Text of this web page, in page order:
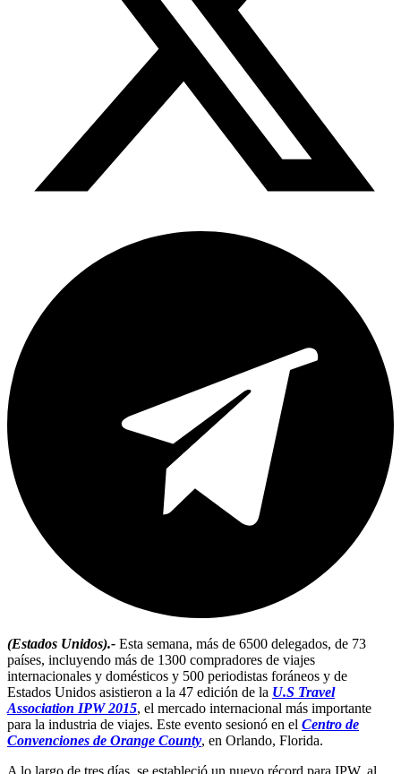
(Estados Unidos).- Esta semana, más de 6500 delegados, de 73
países, incluyendo más de 1300 compradores de viajes
internacionales y domésticos y 500 periodistas foráneos y de
Estados Unidos asistieron a la 47 edición de la U.S Travel
Association IPW 2015, el mercado internacional más importante
para la industria de viajes. Este evento sesionó en el Centro de
Convenciones de Orange County, en Orlando, Florida.
A lo largo de tres días, se estableció un nuevo récord para IPW, al